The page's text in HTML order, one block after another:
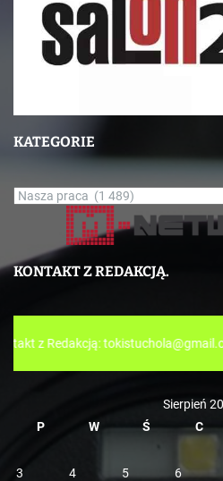
KATEGORIE
K
e
i
e
KONTAKT Z REDAKCJĄ.
tokistuchola@gmail.com /////
Sierpień
P
W Ś C
3
4 5 6